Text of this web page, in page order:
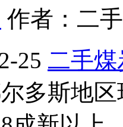
作者：二
25 二手
多斯地